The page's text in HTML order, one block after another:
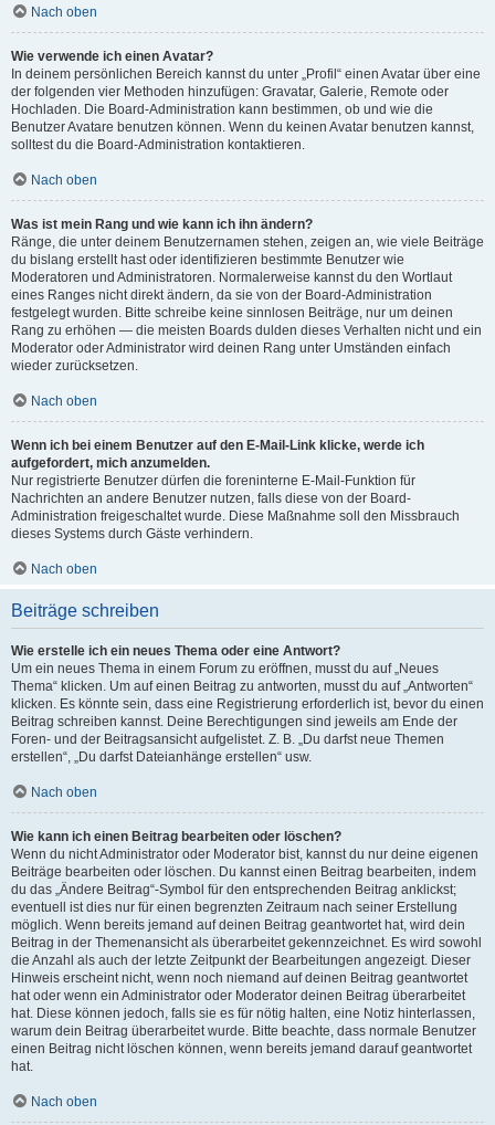
Nach oben
Wie verwende ich einen Avatar?
In deinem persönlichen Bereich kannst du unter „Profil“ einen Avatar über eine
der folgenden vier Methoden hinzufügen: Gravatar, Galerie, Remote oder
Hochladen. Die Board-Administration kann bestimmen, ob und wie die
Benutzer Avatare benutzen können. Wenn du keinen Avatar benutzen kannst,
solltest du die Board-Administration kontaktieren.
Nach oben
Was ist mein Rang und wie kann ich ihn ändern?
Ränge, die unter deinem Benutzernamen stehen, zeigen an, wie viele Beiträge
du bislang erstellt hast oder identifizieren bestimmte Benutzer wie
Moderatoren und Administratoren. Normalerweise kannst du den Wortlaut
eines Ranges nicht direkt ändern, da sie von der Board-Administration
festgelegt wurden. Bitte schreibe keine sinnlosen Beiträge, nur um deinen
Rang zu erhöhen — die meisten Boards dulden dieses Verhalten nicht und ein
Moderator oder Administrator wird deinen Rang unter Umständen einfach
wieder zurücksetzen.
Nach oben
Wenn ich bei einem Benutzer auf den E-Mail-Link klicke, werde ich
aufgefordert, mich anzumelden.
Nur registrierte Benutzer dürfen die foreninterne E-Mail-Funktion für
Nachrichten an andere Benutzer nutzen, falls diese von der Board-
Administration freigeschaltet wurde. Diese Maßnahme soll den Missbrauch
dieses Systems durch Gäste verhindern.
Nach oben
Beiträge schreiben
Wie erstelle ich ein neues Thema oder eine Antwort?
Um ein neues Thema in einem Forum zu eröffnen, musst du auf „Neues
Thema“ klicken. Um auf einen Beitrag zu antworten, musst du auf „Antworten“
klicken. Es könnte sein, dass eine Registrierung erforderlich ist, bevor du einen
Beitrag schreiben kannst. Deine Berechtigungen sind jeweils am Ende der
Foren- und der Beitragsansicht aufgelistet. Z. B. „Du darfst neue Themen
erstellen“, „Du darfst Dateianhänge erstellen“ usw.
Nach oben
Wie kann ich einen Beitrag bearbeiten oder löschen?
Wenn du nicht Administrator oder Moderator bist, kannst du nur deine eigenen
Beiträge bearbeiten oder löschen. Du kannst einen Beitrag bearbeiten, indem
du das „Ändere Beitrag“-Symbol für den entsprechenden Beitrag anklickst;
eventuell ist dies nur für einen begrenzten Zeitraum nach seiner Erstellung
möglich. Wenn bereits jemand auf deinen Beitrag geantwortet hat, wird dein
Beitrag in der Themenansicht als überarbeitet gekennzeichnet. Es wird sowohl
die Anzahl als auch der letzte Zeitpunkt der Bearbeitungen angezeigt. Dieser
Hinweis erscheint nicht, wenn noch niemand auf deinen Beitrag geantwortet
hat oder wenn ein Administrator oder Moderator deinen Beitrag überarbeitet
hat. Diese können jedoch, falls sie es für nötig halten, eine Notiz hinterlassen,
warum dein Beitrag überarbeitet wurde. Bitte beachte, dass normale Benutzer
einen Beitrag nicht löschen können, wenn bereits jemand darauf geantwortet
hat.
Nach oben